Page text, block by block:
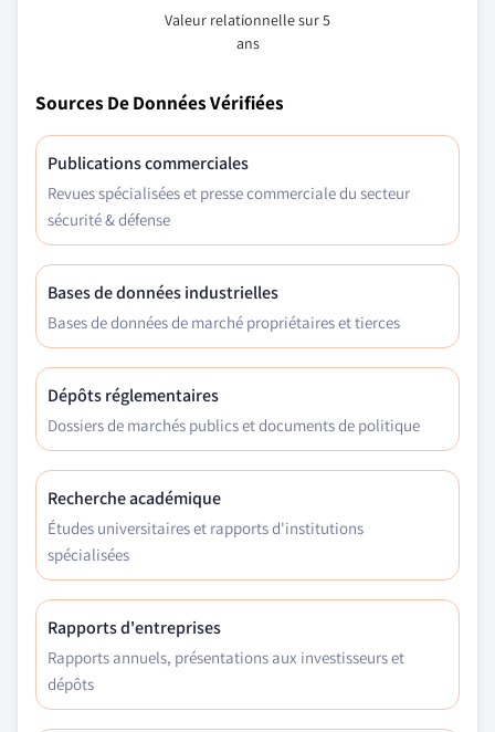
Valeur relationnelle sur 5
ans
Sources De Données Vérifiées
Publications commerciales
Revues spécialisées et presse commerciale du secteur
sécurité & défense
Bases de données industrielles
Bases de données de marché propriétaires et tierces
Dépôts réglementaires
Dossiers de marchés publics et documents de politique
Recherche académique
Études universitaires et rapports d'institutions
spécialisées
Rapports d'entreprises
Rapports annuels, présentations aux investisseurs et
dépôts